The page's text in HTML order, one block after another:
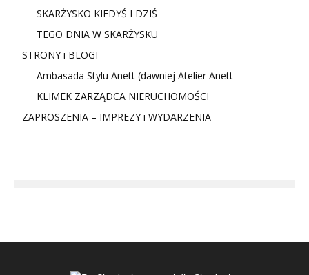
SKARŻYSKO KIEDYŚ I DZIŚ
TEGO DNIA W SKARŻYSKU
STRONY i BLOGI
Ambasada Stylu Anett (dawniej Atelier Anett
KLIMEK ZARZĄDCA NIERUCHOMOŚCI
ZAPROSZENIA – IMPREZY i WYDARZENIA